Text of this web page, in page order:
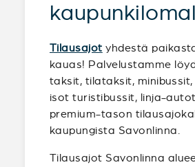
Tilausajot yhdestä
kauas! Palvelustamme
taksit, tilataksit, minibussit,
isot turistibussit, linja-
premium-tason
kaupungista Savonlinna.
Tilausajot Savonlinna